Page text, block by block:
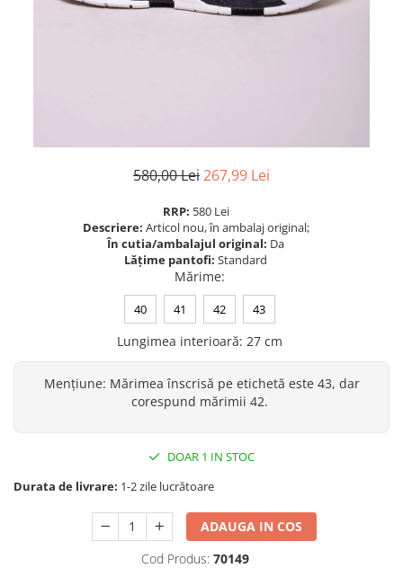
580,00 Lei267,99 Lei
RRP: 580 Lei
Descriere: Articol nou, în ambalaj original;
În cutia/ambalajul original: Da
Lățime pantofi: Standard
Mărime:
40 41 42 43
Lungimea interioară: 27 cm
Mențiune: Mărimea înscrisă pe etichetă este 43, dar
corespund mărimii 42.
DOAR 1 IN STOC
Durata de livrare: 1-2 zile lucrătoare
ADAUGA IN COS
Cod Produs: 70149